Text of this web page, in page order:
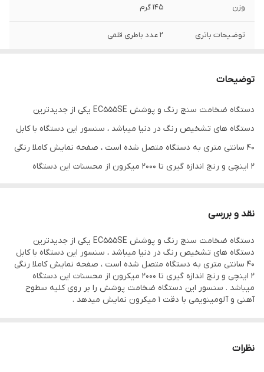
وزن 145 گرم
توضیحات باتری 2 عدد باطری قلمی
اندازه‌گیری
قابلیت خاموش شدن خودکار
کالیبراسیون دفترچه راهنما
رنگ مشکی
توضیحات
دستگاه ضخامت سنج رنگ و پوشش EC555SE یکی از جدیدترین
دستگاه های تشخیص رنگ در دنیا میباشد ، سنسور این دستگاه با کابل
40 سانتی متری به دستگاه متصل شده است ، صفحه نمایش کاملا رنگی
2 اینچی و رنج اندازه گیری تا 2000 میکرون از محسنات این دستگاه
نقد و بررسی
دستگاه ضخامت سنج رنگ و پوشش EC555SE یکی از جدیدترین
دستگاه های تشخیص رنگ در دنیا میباشد ، سنسور این دستگاه با کابل
40 سانتی متری به دستگاه متصل شده است ، صفحه نمایش کاملا رنگی
2 اینچی و رنج اندازه گیری تا 2000 میکرون از محسنات این دستگاه
میباشد . سنسور این دستگاه ضخامت پوشش را بر روی کلیه سطوح
آهنی و آلومینویمی با دقت 1 میکرون نمایش میدهد .
نظرات